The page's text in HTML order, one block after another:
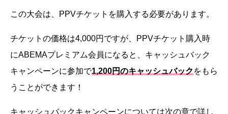
この大会は、PPVチケットを購入する必要があります。
チケットの価格は4,000円ですが、PPVチケット購入時
にABEMAプレミアム会員になると、キャッシュバック
キャンペーンに参加で1,200円のキャッシュバック をもら
うことができます！
キャッシュバックキャンペーンについては次の章で詳し